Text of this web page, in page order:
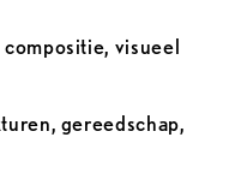
visueel
gereedschap,